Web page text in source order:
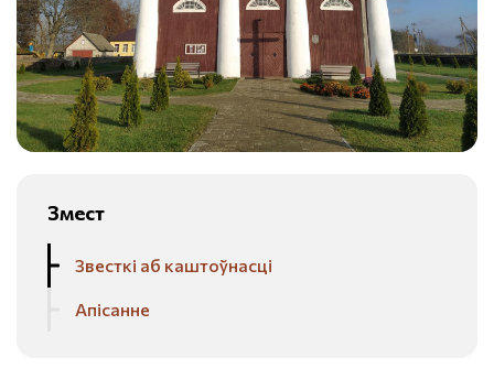
Змест
Звесткі аб каштоўнасці
Апісанне